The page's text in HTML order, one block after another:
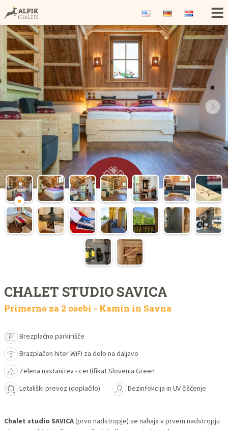
CHALET STUDIO SAVICA
Primerno za 2 osebi - Kamin in Savna
Brezplačno parkirišče
Brazplačen hiter WiFi za delo na daljavo
Zelena nastanitev - certifikat Slovenia Green
Letališki prevoz (doplačilo)
Dezinfekcija in UV čiščenje
Chalet studio SAVICA(prvo nadstropje) se nahaja v prvem nadstropju